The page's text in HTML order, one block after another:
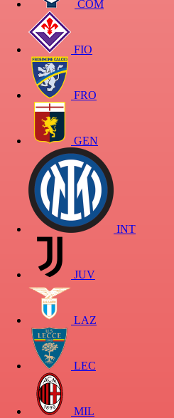
COM
FIO
FRO
GEN
INT
JUV
LAZ
LEC
MIL